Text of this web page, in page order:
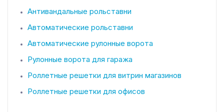
Антивандальные рольставни
Автоматические рольставни
Автоматические рулонные ворота
Рулонные ворота для гаража
Роллетные решетки для витрин магазинов
Роллетные решетки для офисов